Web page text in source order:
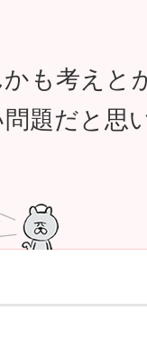
も考えと
題だと思